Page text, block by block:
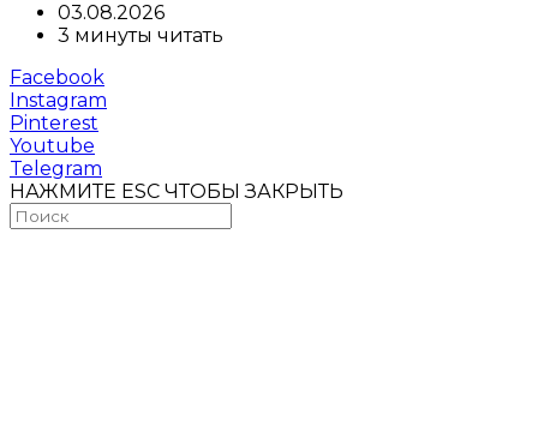
03.08.2026
3 минуты читать
Facebook
Instagram
Pinterest
Youtube
Telegram
НАЖМИТЕ ESC ЧТОБЫ ЗАКРЫТЬ